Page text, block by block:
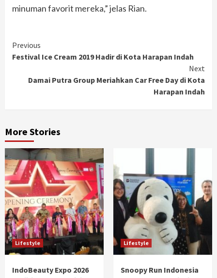
minuman favorit mereka,” jelas Rian.
Continue
Reading
Previous
Festival Ice Cream 2019 Hadir di Kota Harapan Indah
Next
Damai Putra Group Meriahkan Car Free Day di Kota
Harapan Indah
More Stories
Lifestyle
IndoBeauty Expo 2026
Lifestyle
Snoopy Run Indonesia